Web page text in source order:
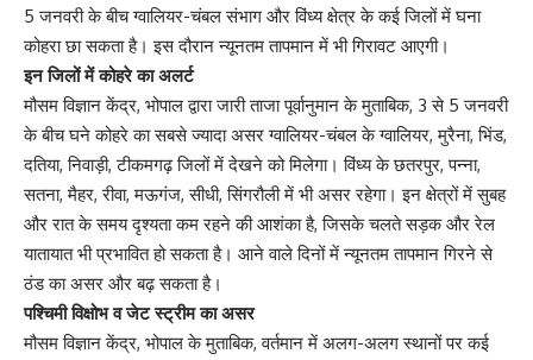
5 जनवरी के बीच ग्वालियर-चंबल संभाग और विंध्य क्षेत्र के कई जिलों में घना
कोहरा छा सकता है। इस दौरान न्यूनतम तापमान में भी गिरावट आएगी।
इन जिलों में कोहरे का अलर्ट
मौसम विज्ञान केंद्र, भोपाल द्वारा जारी ताजा पूर्वानुमान के मुताबिक, 3 से 5 जनवरी
के बीच घने कोहरे का सबसे ज्यादा असर ग्वालियर-चंबल के ग्वालियर, मुरैना, भिंड,
दतिया, निवाड़ी, टीकमगढ़ जिलों में देखने को मिलेगा। विंध्य के छतरपुर, पन्ना,
सतना, मैहर, रीवा, मऊगंज, सीधी, सिंगरौली में भी असर रहेगा। इन क्षेत्रों में सुबह
और रात के समय दृश्यता कम रहने की आशंका है, जिसके चलते सड़क और रेल
यातायात भी प्रभावित हो सकता है। आने वाले दिनों में न्यूनतम तापमान गिरने से
ठंड का असर और बढ़ सकता है।
पश्चिमी विक्षोभ व जेट स्ट्रीम का असर
मौसम विज्ञान केंद्र, भोपाल के मुताबिक, वर्तमान में अलग-अलग स्थानों पर कई